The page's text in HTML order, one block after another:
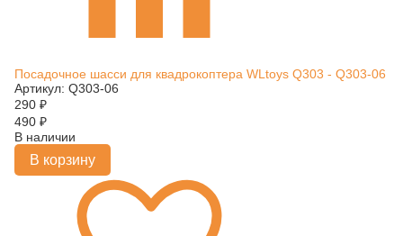
Посадочное шасси для квадрокоптера WLtoys Q303 - Q303-06
Артикул: Q303-06
290 ₽
490 ₽
В наличии
В корзину